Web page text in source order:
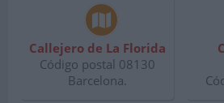
Callejero de La Florida
Código postal 08130
Barcelona.